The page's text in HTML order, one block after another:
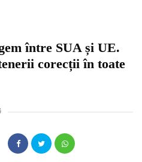
între SUA și UE.
corecții în toate